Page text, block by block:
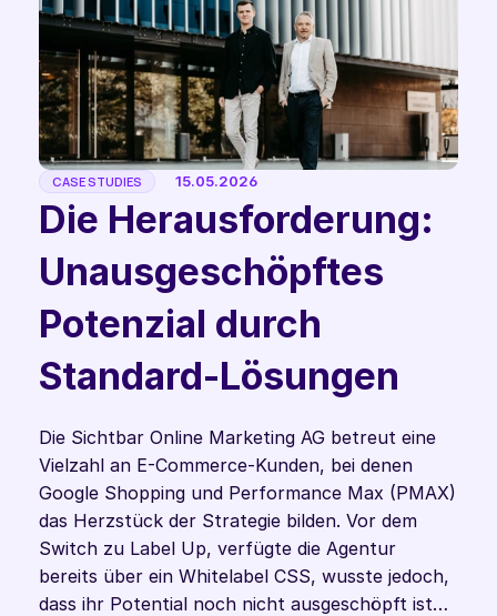
CASE STUDIES 15.05.2026
Die Herausforderung:
Unausgeschöpftes
Potenzial durch
Standard-Lösungen
Die Sichtbar Online Marketing AG betreut eine
Vielzahl an E-Commerce-Kunden, bei denen
Google Shopping und Performance Max (PMAX)
das Herzstück der Strategie bilden. Vor dem
Switch zu Label Up, verfügte die Agentur
bereits über ein Whitelabel CSS, wusste jedoch,
dass ihr Potential noch nicht ausgeschöpft ist…